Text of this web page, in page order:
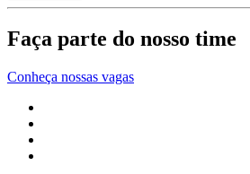
Faça parte do nosso time
Conheça nossas vagas